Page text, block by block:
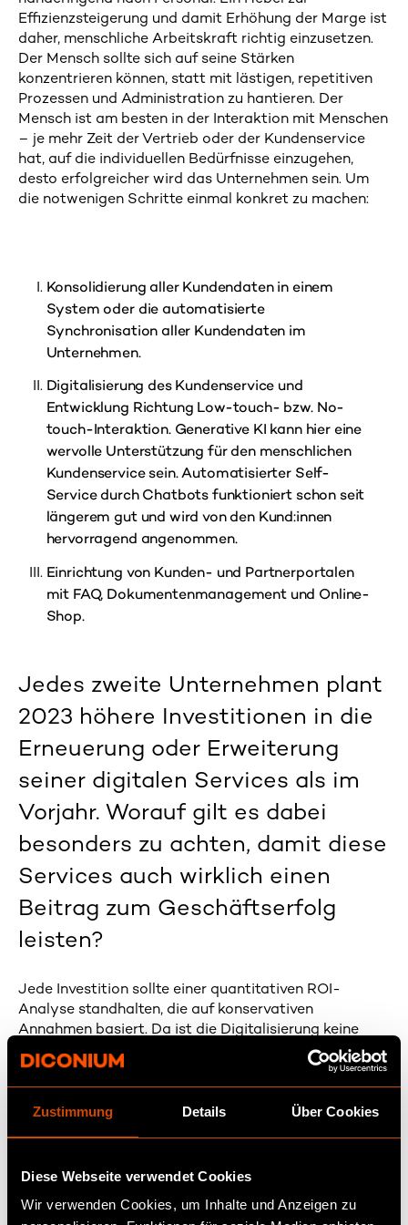
Zustimmung Details Über Cookies
Diese Webseite verwendet Cookies
Wir verwenden Cookies, um Inhalte und Anzeigen zu
Effizienzsteigerung und damit Erhöhung der Marge ist
daher, menschliche Arbeitskraft richtig einzusetzen.
Der Mensch sollte sich auf seine Stärken
konzentrieren können, statt mit lästigen, repetitiven
Prozessen und Administration zu hantieren. Der
Mensch ist am besten in der Interaktion mit Menschen
– je mehr Zeit der Vertrieb oder der Kundenservice
hat, auf die individuellen Bedürfnisse einzugehen,
desto erfolgreicher wird das Unternehmen sein. Um
die notwenigen Schritte einmal konkret zu machen:
Konsolidierung aller Kundendaten in einem
System oder die automatisierte
Synchronisation aller Kundendaten im
Unternehmen.
Digitalisierung des Kundenservice und
Entwicklung Richtung Low-touch- bzw. No-
touch-Interaktion. Generative KI kann hier eine
wervolle Unterstützung für den menschlichen
Kundenservice sein. Automatisierter Self-
Service durch Chatbots funktioniert schon seit
längerem gut und wird von den Kund:innen
hervorragend angenommen.
Einrichtung von Kunden- und Partnerportalen
mit FAQ, Dokumentenmanagement und Online-
Shop.
Jedes zweite Unternehmen plant
2023 höhere Investitionen in die
Erneuerung oder Erweiterung
seiner digitalen Services als im
Vorjahr. Worauf gilt es dabei
besonders zu achten, damit diese
Services auch wirklich einen
Beitrag zum Geschäftserfolg
leisten?
Jede Investition sollte einer quantitativen ROI-
Analyse standhalten, die auf konservativen
Annahmen basiert. Da ist die Digitalisierung keine
Ausnahme. Weiterhin ist kritisch zu prüfen, ob die
jeweiligen Digitalisierungsprojekte zur strategischen
Ausrichtung des Unternehmens passen und die
Priorisierung stimmt. Aktuell steht bei vielen
unbestimmte Zeit auf Eis gelegt werden. Und auch
konservative Analyse des ROI zeigen, ob ein